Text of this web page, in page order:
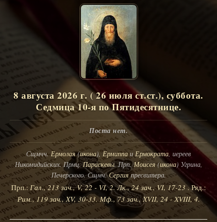
8 августа 2026 г. ( 26 июля ст.ст.), суббота.
Седмица 10-я по Пятидесятнице.
Поста нет.
Сщмчч.Ермолая(икона),ЕрмиппаиЕрмократа, иереев
Никомидийских. Прмц.Параскевы. Прп.Моисея(икона) Угрина,
Печерского. Сщмч.Сергияпресвитера.
Прп.: Гал., 213 зач., V, 22 - VI, 2. Лк., 24 зач., VI, 17-23 . Ряд.:
Рим., 119 зач., XV, 30-33. Мф., 73 зач., XVII, 24 - XVIII, 4.